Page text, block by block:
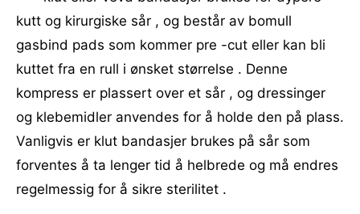
kutt og kirurgiske sår , og består av bomull
gasbind pads som kommer pre -cut eller kan bli
kuttet fra en rull i ønsket størrelse . Denne
kompress er plassert over et sår , og dressinger
og klebemidler anvendes for å holde den på plass.
Vanligvis er klut bandasjer brukes på sår som
forventes å ta lenger tid å helbrede og må endres
regelmessig for å sikre sterilitet .